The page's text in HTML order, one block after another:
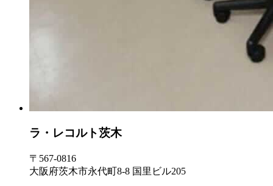
ラ・レコルト茨木
〒567-0816
大阪府茨木市永代町8-8 国里ビル205